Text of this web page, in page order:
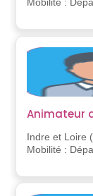
Mobilité :
Animateur
Indre et Loire
Mobilité :